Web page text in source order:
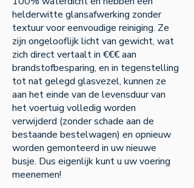
helderwitte glansafwerking zonder
textuur voor eenvoudige reiniging. Ze
zijn ongelooflijk licht van gewicht, wat
zich direct vertaalt in €€€ aan
brandstofbesparing, en in tegenstelling
tot nat gelegd glasvezel, kunnen ze
aan het einde van de levensduur van
het voertuig volledig worden
verwijderd (zonder schade aan de
bestaande bestelwagen) en opnieuw
worden gemonteerd in uw nieuwe
busje. Dus eigenlijk kunt u uw voering
meenemen!